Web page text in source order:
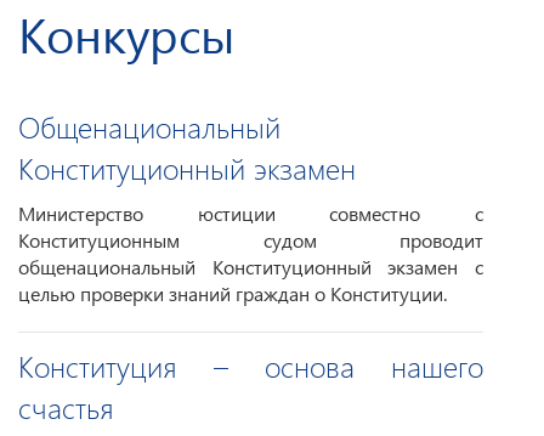
Конкурсы
Общенациональный
Конституционный экзамен
Министерство юстиции совместно с
Конституционным судом проводит
общенациональный Конституционный экзамен с
целью проверки знаний граждан о Конституции.
Конституция – основа нашего
счастья